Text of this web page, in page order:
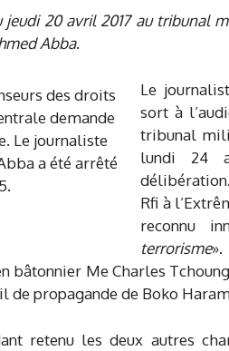
jeudi 20 avril 2017 au tribunal
Abba.
Le
sort à
tribunal
lundi 24
Rfi à
reconnu
terrorisme
bâtonnier Me Charles
de propagande de Boko
retenu les deux autres